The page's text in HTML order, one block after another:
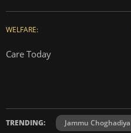
WELFARE:
Care Today
TRENDING: Jammu Choghadiya